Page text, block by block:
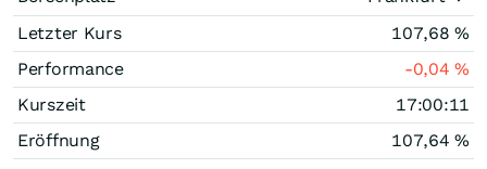
Letzter Kurs
107,68 %
Performance
-0,04%
Kurszeit
17:00:11
Eröffnung
107,64 %